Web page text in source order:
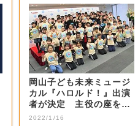
岡山子ども未来ミュージ
カル『ハロルド！』出演
者が決定 主役の座を射
止めた感想は…...
2022/1/16